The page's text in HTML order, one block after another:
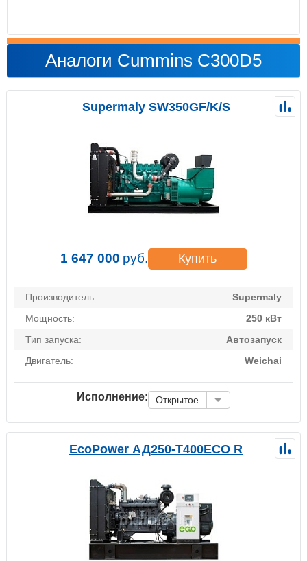
Аналоги Cummins C300D5
Supermaly SW350GF/K/S
1 647 000 руб. Купить
Производитель:
Supermaly
Мощность:
250 кВт
Тип запуска:
Автозапуск
Двигатель:
Weichai
Исполнение: Открытое
EcoPower АД250-T400ECO R